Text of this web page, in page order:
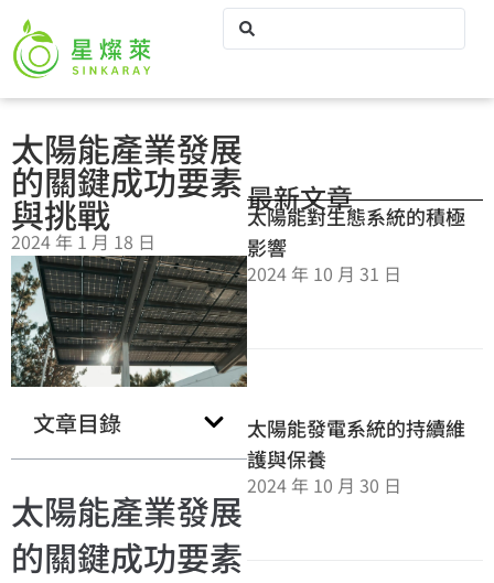
太陽能產業發展
的關鍵成功要素
與挑戰
2024 年 1 月 18 日
文章目錄
太陽能產業發展
的關鍵成功要素
最新文章
太陽能對生態系統的積極
影響
2024 年 10 月 31 日
太陽能發電系統的持續維
護與保養
2024 年 10 月 30 日